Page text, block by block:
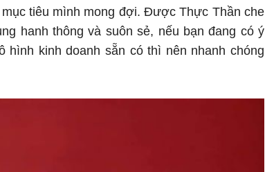
tiêu mình mong đợi. Được Thực Thần che
hanh thông và suôn sẻ, nếu bạn đang có ý
hình kinh doanh sẵn có thì nên nhanh chóng